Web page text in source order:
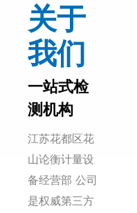
关于
我们
一站式检
测机构
江苏花都区花
山论衡计量设
备经营部 公司
是权威第三方